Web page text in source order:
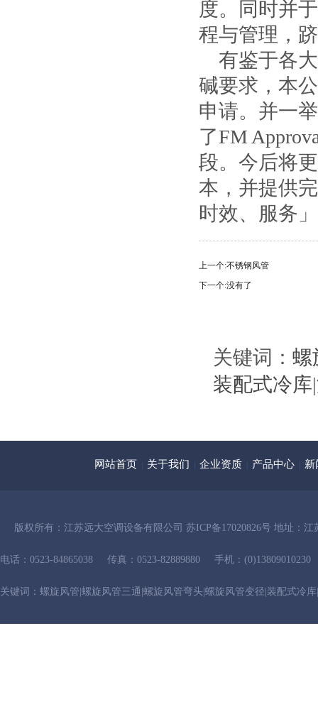
度。同时并
程与管理，
有鉴于各
碱要求，本
申请。并一
了FM
段。今后将
本，并提供
时效、服务
上一个:不锈钢风管
下一个:没有了
关键词： 螺
装配式冷库|
网站首页 关于我们 企业资质 产品中心 新
版权所有： 江苏远大空调设备有限公司 苏ICP备17020826号 地址：江
电话：0523-84865038 传真：0523-82889880 手机：(0)13809010230
关键词： 螺旋风管 螺旋风管三通 螺旋风管弯头 螺旋风管变径 装配式冷库